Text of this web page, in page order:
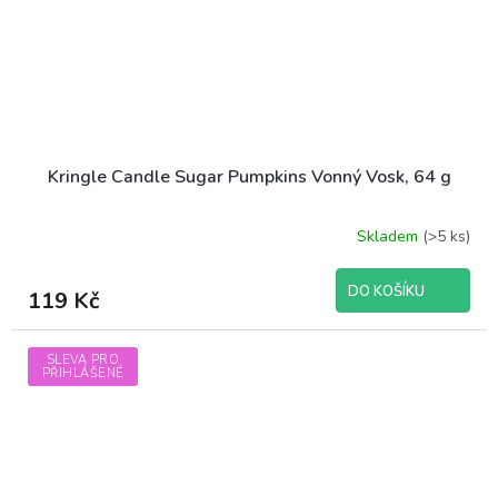
Kringle Candle Sugar Pumpkins Vonný Vosk, 64 g
Skladem (>5 ks)
119 Kč DO KOŠÍKU
SLEVA PRO
PŘIHLÁŠENÉ